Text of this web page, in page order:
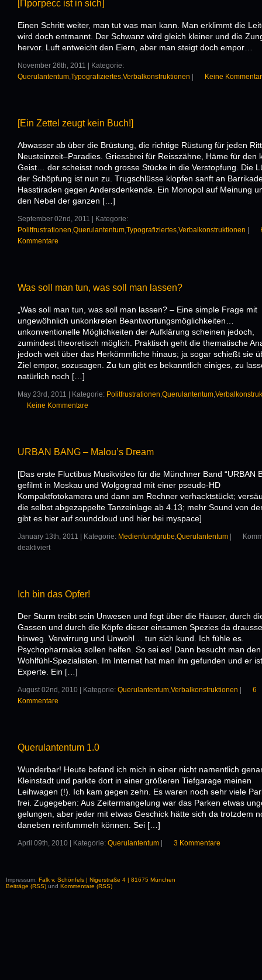
[Прогресс ist in sich]
Einen Schritt weiter, man tut was man kann. Man erklimmt die
wird doch entmannt. Der Schwanz wird gleich kleiner und die
hervor. Luft entweicht den Eiern, aber man steigt doch empor…
November 26th, 2011 | Kategorie:
Querulantentum Typografiziertes Verbalkonstruktionen | Keine
[Ein Zettel zeugt kein Buch!]
Abwasser ab über die Brüstung, die richtige Rüstung für jeden
Neusteinzeit–Paradies. Griessbrei für Reisszähne, Häme für den
Geist… der scheisst noch grosse Stücke in die Verstopfung. Die
der Schöpfung ist nun zu. Trugschlüsse klopfen sanft an
Hasstiraden gegen Andersdenkende. Ein Monopol auf Meinung
den Nebel der ganzen […]
September 02nd, 2011 | Kategorie:
Politfrustrationen Querulantentum Typografiziertes Verbalkonstruktionen |
Kommentare
Was soll man tun, was soll man lassen?
„Was soll man tun, was soll man lassen? – Eine simple Frage mit
ungewöhnlich unkonkreten Beantwortungsmöglichkeiten…
unkonventionelle Möglichkeiten der Aufklärung scheinen jedoch,
zumindest theoretisch möglich. Praktisch geht die thematische
jedoch weit über das Herkömmliche hinaus; ja sogar schießt sie
Ziel empor, sozusagen. Zu tun gibt es bekanntlich einiges, zu
natürlich noch […]
May 23rd, 2011 | Kategorie: Politfrustrationen Querulantentum
Keine Kommentare
URBAN BANG – Malou’s Dream
[Das erste Fluctibus Musikvideo für die Münchner Band “URBAN
gefilmt in Moskau und Wolgograd mit einer pseudo-HD
Kompaktfotokamera und dann am Rechner verhacktstückt;
die selbst abgezappelte Tanzeinlage ab 4.13; mehr Sound von
gibt es hier auf soundcloud und hier bei myspace]
January 13th, 2011 | Kategorie: Medienfundgrube,Querulantentum |
deaktiviert
Ich bin das Opfer!
Der Sturm treibt sein Unwesen und fegt über die Häuser, durch
Gassen und durch die Köpfe dieser einsamen Spezies da
hinweg. Verwirrung und Unwohl… tun sich kund. Ich fühle es.
Psychopharmaka sollen helfen. So sei es! Dann besucht man den
Wohlfühl-Spezialisten. Im Internet hat man ihn gefunden und er
Experte. Ein […]
August 02nd, 2010 | Kategorie: Querulantentum,Verbalkonstruktionen |
6
Kommentare
Querulantentum 1.0
Wunderbar! Heute befand ich mich in einer nicht namentlich
Kleinstadt und parkte dort in einer größeren Tiefgarage meinen
Leihwagen (!). Ich kam gegen zehn. Es waren noch sehr viele
frei. Zugegeben: Aus Zeitermangelung war das Parken etwas
gelungen, aber jeder mit etwas Geschick hätte sich da trotzdem
daneben reinfummeln können. Sei […]
April 09th, 2010 | Kategorie: Querulantentum 3 Kommentare
Impressum: Falk v. Schönfels | Nigerstraße 4 | 81675 München
Beiträge (RSS) und Kommentare (RSS)